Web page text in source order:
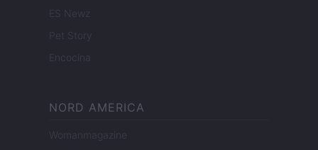
ES Newz
Pet Story
Encocina
NORD AMERICA
Womanmagazine